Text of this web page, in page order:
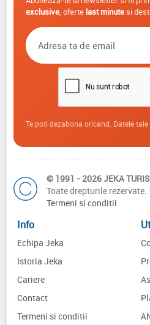
exclusive, oferte last minutesi
Te poti dezabona oricand. Datele
© 1991 - 2026 JEKA
Toate drepturile rezervate.
Termeni si conditii
Info
Echipa Jeka
Istoria Jeka
Cariere
Contact
Termeni si conditii